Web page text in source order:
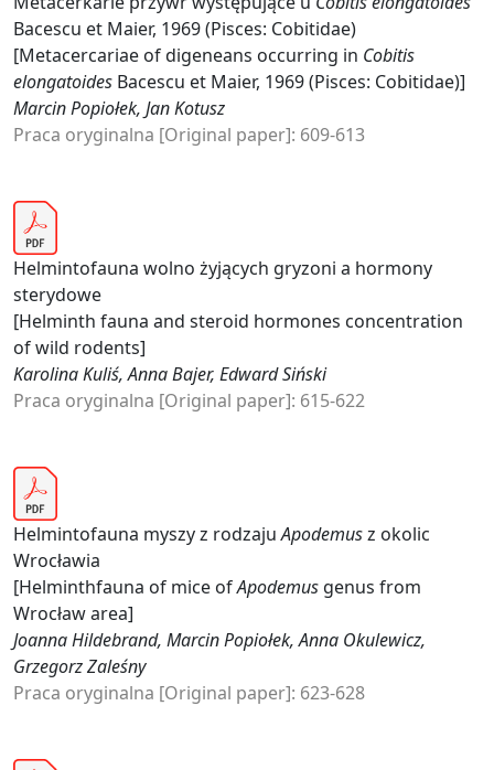
Bacescu et Maier, 1969 (Pisces: Cobitidae)
[Metacercariae of digeneans occurring in Cobitis
elongatoides Bacescu et Maier, 1969 (Pisces: Cobitidae)]
Marcin Popiołek, Jan Kotusz
Praca oryginalna [Original paper]: 609-613
Helmintofauna wolno żyjących gryzoni a hormony
sterydowe
[Helminth fauna and steroid hormones concentration
of wild rodents]
Karolina Kuliś, Anna Bajer, Edward Siński
Praca oryginalna [Original paper]: 615-622
Helmintofauna myszy z rodzajuApodemusz okolic
Wrocławia
[Helminthfauna of mice ofApodemus genus from
Wrocław area]
Joanna Hildebrand, Marcin Popiołek, Anna Okulewicz,
Grzegorz Zaleśny
Praca oryginalna [Original paper]: 623-628